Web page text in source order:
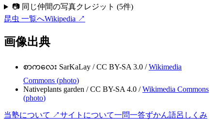
📷 同じ仲間の写真クレジット (5件)
昆虫 一覧へWikipedia ↗
画像出典
စာကလေး SarKaLay /CC BY-SA 3.0 / Wikimedia
Commons (photo)
Nativeplants garden /CC BY-SA 4.0 / Wikimedia Commons
(photo)
当塾について ↗サイトについて一問一答ずかん語呂 しくみ